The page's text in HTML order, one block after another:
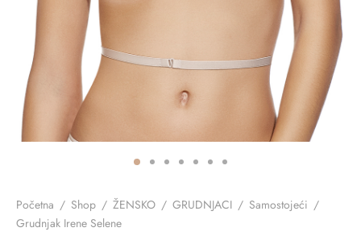
Početna / Shop / ŽENSKO / GRUDNJACI / Samostojeći /
Grudnjak Irene Selene
KOSTIMI
košaricama
o privatnosti